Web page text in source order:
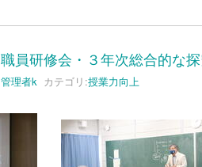
員研修会・３年次総合的な
管理者k カテゴリ:授業力向上